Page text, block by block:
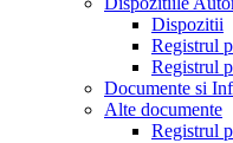
Dispozitii
Registrul
Registrul
Documente si
Alte documente
Registrul